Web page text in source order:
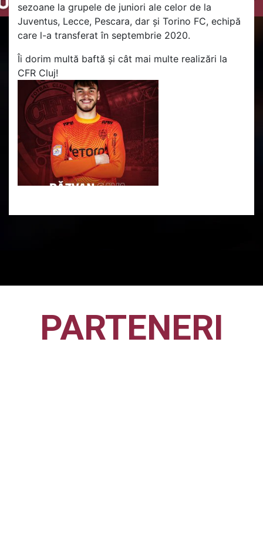
sezoane la grupele de juniori ale celor de la
Juventus, Lecce, Pescara, dar și Torino FC, echipă
care l-a transferat în septembrie 2020.
Îi dorim multă baftă și cât mai multe realizări la
CFR Cluj!
PARTENERI